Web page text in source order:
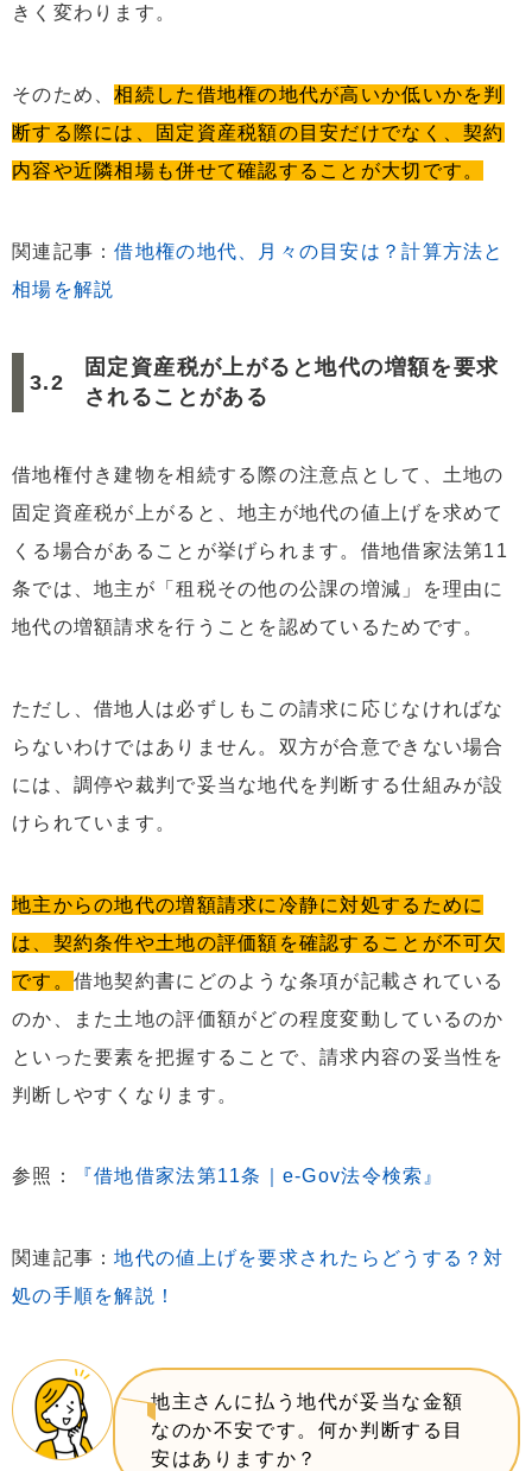
きく変わります。
そのため、相続した借地権の地代が高いか低いかを判
断する際には、固定資産税額の目安だけでなく、契約
内容や近隣相場も併せて確認することが大切です。
関連記事：借地権の地代、月々の目安は？計算方法と
相場を解説
固定資産税が上がると地代の増額を要求
されることがある
借地権付き建物を相続する際の注意点として、土地の
固定資産税が上がると、地主が地代の値上げを求めて
くる場合があることが挙げられます。借地借家法第11
条では、地主が「租税その他の公課の増減」を理由に
地代の増額請求を行うことを認めているためです。
ただし、借地人は必ずしもこの請求に応じなければな
らないわけではありません。双方が合意できない場合
には、調停や裁判で妥当な地代を判断する仕組みが設
けられています。
地主からの地代の増額請求に冷静に対処するために
は、契約条件や土地の評価額を確認することが不可欠
です。 借地契約書にどのような条項が記載されている
のか、また土地の評価額がどの程度変動しているのか
といった要素を把握することで、請求内容の妥当性を
判断しやすくなります。
参照： 『借地借家法第11条｜e-Gov法令検索』
関連記事：地代の値上げを要求されたらどうする？対
処の手順を解説！
地主さんに払う地代が妥当な金額
なのか不安です。何か判断する目
安はありますか？